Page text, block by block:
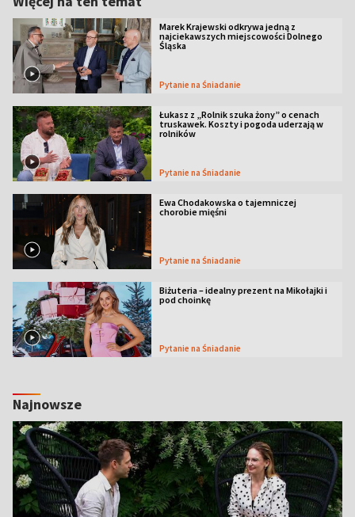
Marek Krajewski odkrywa jedną z
najciekawszych miejscowości Dolnego
Śląska
Pytanie na Śniadanie
Łukasz z „Rolnik szuka żony” o cenach
truskawek. Koszty i pogoda uderzają w
rolników
Pytanie na Śniadanie
Ewa Chodakowska o tajemniczej
chorobie mięśni
Pytanie na Śniadanie
Biżuteria – idealny prezent na Mikołajki i
pod choinkę
Pytanie na Śniadanie
Najnowsze